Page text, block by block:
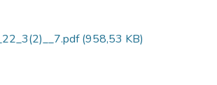
(958,53 KB)